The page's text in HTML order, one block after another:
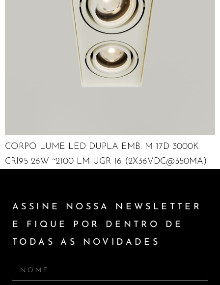
CORPO LUME LED DUPLA EMB. M 17D 3000K
CRI95 26W ~2100 LM UGR 16 (2X36VDC@350MA)
ASSINE NOSSA NEWSLETTER
E FIQUE POR DENTRO DE
TODAS AS NOVIDADES